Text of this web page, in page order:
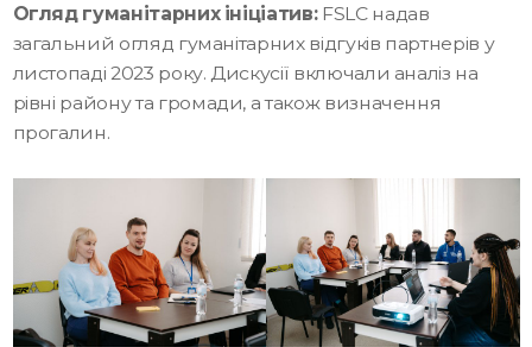
Огляд гуманітарних ініціатив:FSLC надав
загальний огляд гуманітарних відгуків партнерів у
листопаді 2023 року. Дискусії включали аналіз на
рівні району та громади, а також визначення
прогалин.